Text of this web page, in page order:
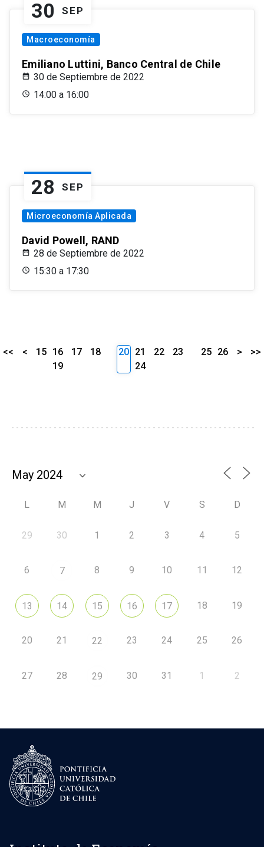
30 SEP
Macroeconomía
Emiliano Luttini, Banco Central de Chile
30 de Septiembre de 2022
14:00 a 16:00
28 SEP
Microeconomía Aplicada
David Powell, RAND
28 de Septiembre de 2022
15:30 a 17:30
<< < 15 16 17
18
19
20 21 22
23
24
25 26 > >>
L M M J V S D
29 30 1 2 3 4 5
6 7 8 9 10 11 12
13 14 15 16 17 18 19
20 21 22 23 24 25 26
27 28 29 30 31 1 2